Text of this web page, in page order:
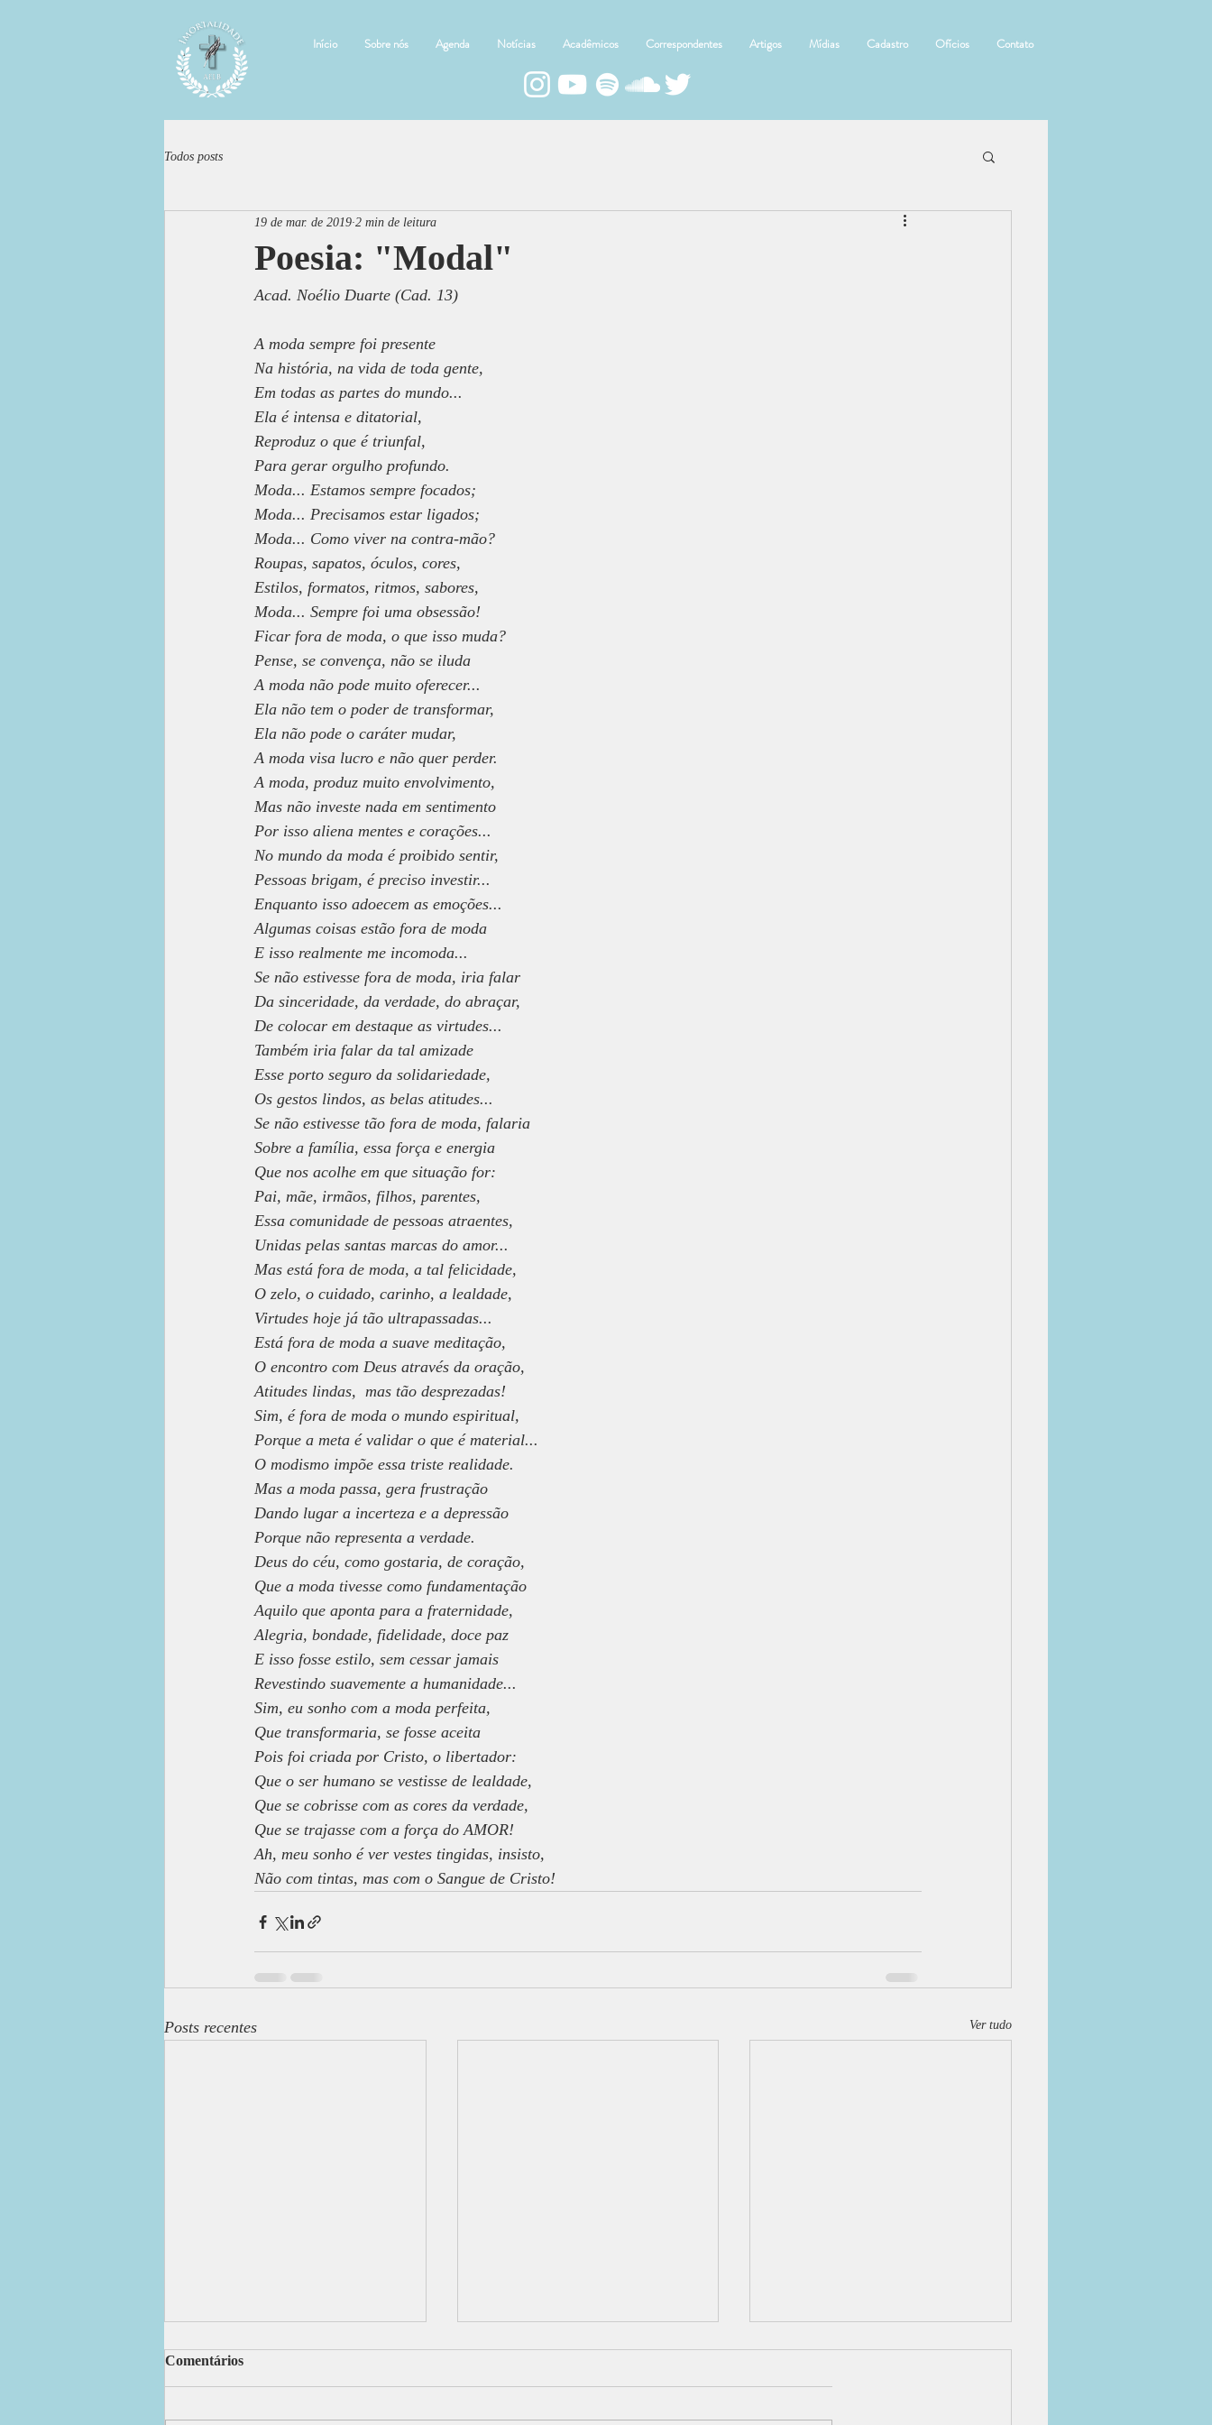
Início Sobre nós Agenda Notícias Acadêmicos Correspondentes Artigos Mídias Cadastro Ofícios Contato
Todos posts
Poesia: "Modal"
19 de mar. de 2019 2 min de leitura
Acad. Noélio Duarte (Cad. 13)
A moda sempre foi presente
Na história, na vida de toda gente,
Em todas as partes do mundo...
Ela é intensa e ditatorial,
Reproduz o que é triunfal,
Para gerar orgulho profundo.
Moda... Estamos sempre focados;
Moda... Precisamos estar ligados;
Moda... Como viver na contra-mão?
Roupas, sapatos, óculos, cores,
Estilos, formatos, ritmos, sabores,
Moda... Sempre foi uma obsessão!
Ficar fora de moda, o que isso muda?
Pense, se convença, não se iluda
A moda não pode muito oferecer...
Ela não tem o poder de transformar,
Ela não pode o caráter mudar,
A moda visa lucro e não quer perder.
A moda, produz muito envolvimento,
Mas não investe nada em sentimento
Por isso aliena mentes e corações...
No mundo da moda é proibido sentir,
Pessoas brigam, é preciso investir...
Enquanto isso adoecem as emoções...
Algumas coisas estão fora de moda
E isso realmente me incomoda...
Se não estivesse fora de moda, iria falar
Da sinceridade, da verdade, do abraçar,
De colocar em destaque as virtudes...
Também iria falar da tal amizade
Esse porto seguro da solidariedade,
Os gestos lindos, as belas atitudes...
Se não estivesse tão fora de moda, falaria
Sobre a família, essa força e energia
Que nos acolhe em que situação for:
Pai, mãe, irmãos, filhos, parentes,
Essa comunidade de pessoas atraentes,
Unidas pelas santas marcas do amor...
Mas está fora de moda, a tal felicidade,
O zelo, o cuidado, carinho, a lealdade,
Virtudes hoje já tão ultrapassadas...
Está fora de moda a suave meditação,
O encontro com Deus através da oração,
Atitudes lindas,  mas tão desprezadas!
Sim, é fora de moda o mundo espiritual,
Porque a meta é validar o que é material...
O modismo impõe essa triste realidade.
Mas a moda passa, gera frustração
Dando lugar a incerteza e a depressão
Porque não representa a verdade.
Deus do céu, como gostaria, de coração,
Que a moda tivesse como fundamentação
Aquilo que aponta para a fraternidade,
Alegria, bondade, fidelidade, doce paz
E isso fosse estilo, sem cessar jamais
Revestindo suavemente a humanidade...
Sim, eu sonho com a moda perfeita,
Que transformaria, se fosse aceita
Pois foi criada por Cristo, o libertador:
Que o ser humano se vestisse de lealdade,
Que se cobrisse com as cores da verdade,
Que se trajasse com a força do AMOR!
Ah, meu sonho é ver vestes tingidas, insisto,
Não com tintas, mas com o Sangue de Cristo!
Posts recentes Ver tudo
DEUS OUVE
Ó Deus, soberano e de bondade Com
Comentários